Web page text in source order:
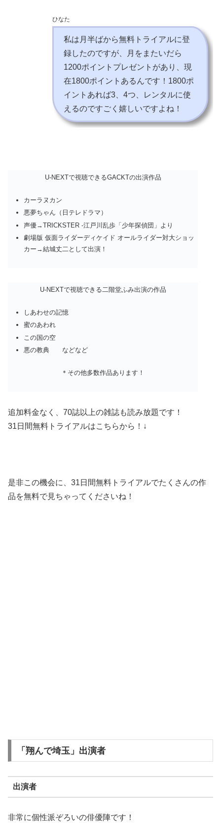
ひなた
私は月半ばから無料トライアルに登
録したのですが、月をまたいだら
1200ポイントプレゼントがあり、現
在1800ポイントあるんです！1800ポ
イントあれば3、4つ、レンタルに使
えるのですごく嬉しいですよね！
U-NEXTで視聴できるGACKTの出演作品
カーラヌカン
悪夢ちゃん（日テレドラマ）
声優→TRICKSTER -江戸川乱歩「少年探偵団」より
劇場版 仮面ライダーディケイド オールライダー対大ショッ
カー→結城丈二として出演！
U-NEXTで視聴できる二階堂ふみ出演の作品
しあわせの記憶
蜜のあわれ
この国の空
悪の教典 などなど
＊その他多数作品あります！
追加料金なく、70誌以上の雑誌も読み放題です！
31日間無料トライアルはこちらから！↓
是非この機会に、31日間無料トライアルでたくさんの作
品を無料で見ちゃってくださいね！
「翔んで埼玉」出演者
出演者
非常に個性派ぞろいの俳優陣です！